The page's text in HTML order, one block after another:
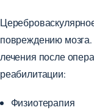
повреждению
лечения после
реабилитации:
Физиотерапия